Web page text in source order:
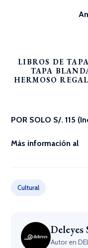
LIBROS DE
TAPA
HERMOSO
POR SOLO S/. 115
Más información al
Cultural
Deleyes
Autor en